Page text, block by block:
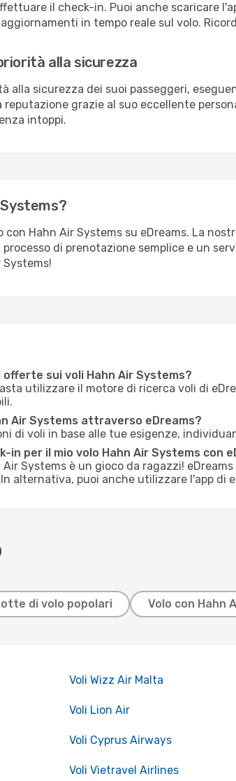
il check-in. Puoi anche scaricare
in tempo reale sul volo.
alla sicurezza
alla sicurezza dei suoi passeggeri,
grazie al suo eccellente
intoppi.
con Hahn Air Systems su eDreams. La
processo di prenotazione semplice e un
Systems!
sui voli Hahn Air Systems?
utilizzare il motore di ricerca voli di
Air Systems attraverso eDreams?
di voli in base alle tue esigenze,
in per il mio volo Hahn Air Systems con
Systems è un gioco da ragazzi!
alternativa, puoi anche utilizzare l'app di
di volo popolari Volo con Hahn
Voli Wizz Air Malta
Voli Lion Air
Voli Cyprus Airways
Voli Vietravel Airlines